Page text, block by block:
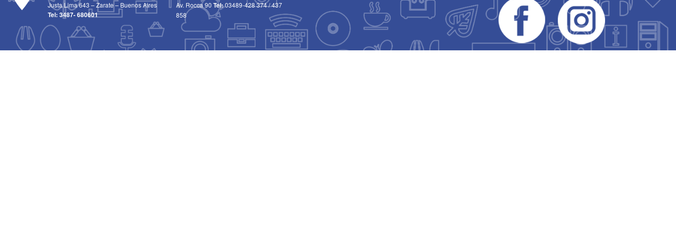
Justa Lima 643 – Zarate – Buenos Aires
Tel: 3487- 680601
Av. Rocca 90Tel:03489-428 374/437
858